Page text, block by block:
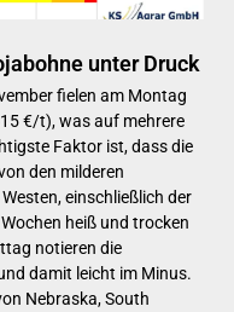
unter Druck
fielen am Montag
€/t), was auf mehrere
Faktor ist, dass die
den milderen
einschließlich der
heiß und trocken
notieren die
damit leicht im Minus.
Nebraska, South